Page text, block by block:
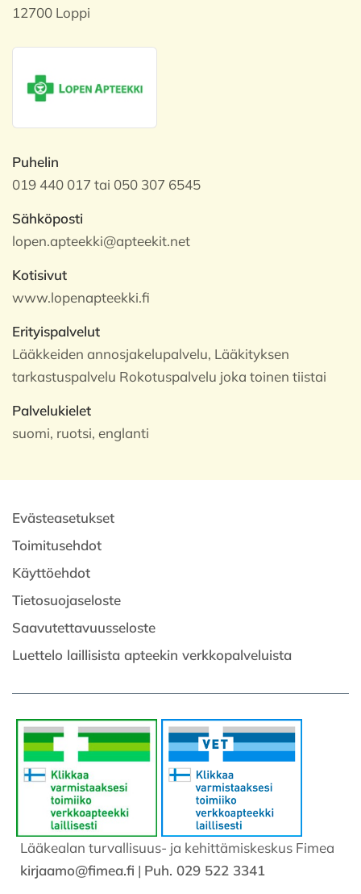
12700 Loppi
Puhelin
019 440 017 tai 050 307 6545
Sähköposti
lopen.apteekki@apteekit.net
Kotisivut
www.lopenapteekki.fi
Erityispalvelut
Lääkkeiden annosjakelupalvelu, Lääkityksen
tarkastuspalvelu Rokotuspalvelu joka toinen tiistai
Palvelukielet
suomi, ruotsi, englanti
Evästeasetukset
Toimitusehdot
Käyttöehdot
Tietosuojaseloste
Saavutettavuusseloste
Luettelo laillisista apteekin verkkopalveluista
Lääkealan turvallisuus- ja kehittämiskeskus Fimea
kirjaamo@fimea.fi | Puh. 029 522 3341